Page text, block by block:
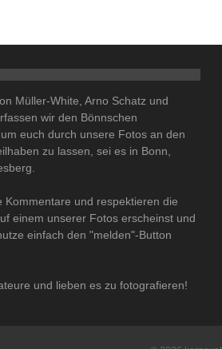
Müller-White, Arno Schatz und
wir den Bönnschen
euch durch unsere Fotos an den
zu lassen, sei es in Bonn,
Kommentare und respektieren die
einem unserer Fotos erscheinst und
einfach den "melden"-Button
und lieben es zu fotografieren!